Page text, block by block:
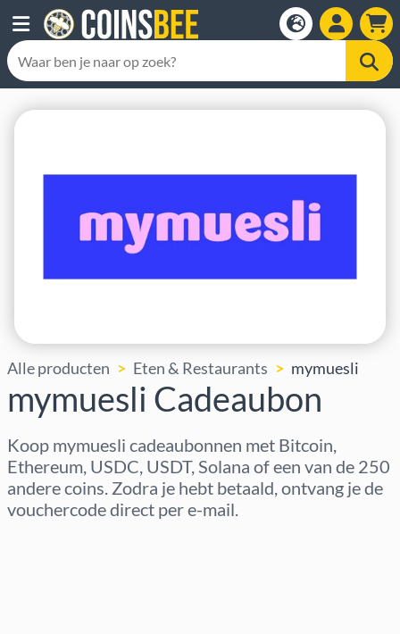
Alle producten Eten & Restaurants mymuesli
mymuesli Cadeaubon
Koop mymuesli cadeaubonnen met Bitcoin,
Ethereum, USDC, USDT, Solana of een van de 250
andere coins. Zodra je hebt betaald, ontvang je de
vouchercode direct per e-mail.